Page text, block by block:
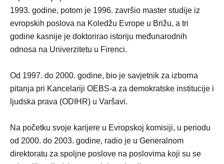
1993. godine, potom je 1996. završio master studije iz
evropskih poslova na Koledžu Evrope u Brižu, a tri
godine kasnije je doktorirao istoriju međunarodnih
odnosa na Univerzitetu u Firenci.
Od 1997. do 2000. godine, bio je savjetnik za izborna
pitanja pri Kancelariji OEBS-a za demokratske institucije i
ljudska prava (ODIHR) u Varšavi.
Na početku svoje karijere u Evropskoj komisiji, u periodu
od 2000. do 2003. godine, radio je u Generalnom
direktoratu za spoljne poslove na poslovima koji su se